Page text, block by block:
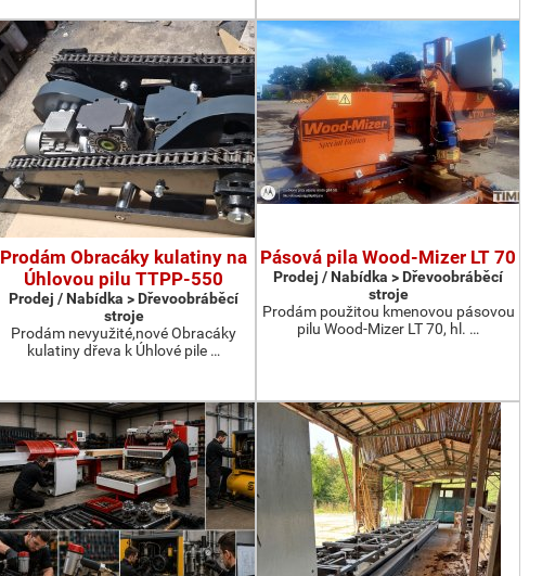
Prodám Obracáky kulatiny na
Úhlovou pilu TTPP-550
Prodej / Nabídka > Dřevoobráběcí
stroje
Prodám nevyužité,nové Obracáky
kulatiny dřeva k Úhlové pile …
Pásová pila Wood-Mizer LT 70
Prodej / Nabídka > Dřevoobráběcí
stroje
Prodám použitou kmenovou pásovou
pilu Wood-Mizer LT 70, hl. …